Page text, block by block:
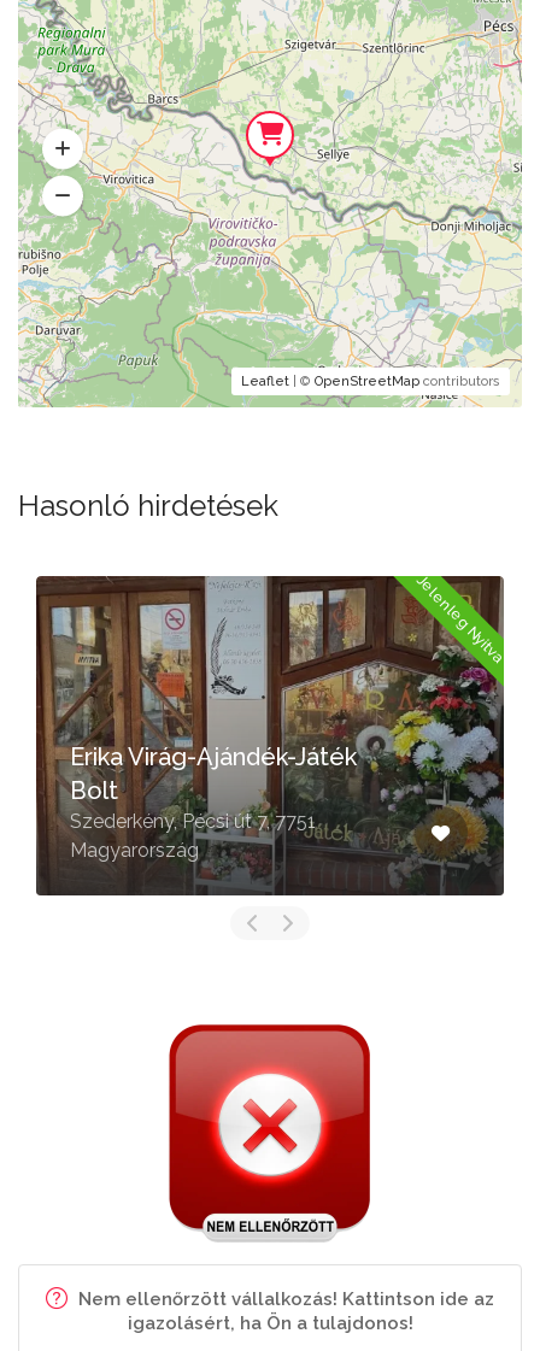
Leaflet | © OpenStreetMap contributors
Hasonló hirdetések
Jelenleg Nyitva
Erika Virág-Ajándék-Játék
Bolt
Szederkény, Pécsi út 7, 7751
Magyarország
Nem ellenőrzött vállalkozás! Kattintson ide az
igazolásért, ha Ön a tulajdonos!